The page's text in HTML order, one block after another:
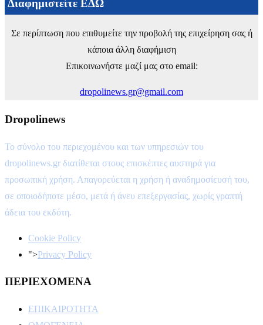
Διαφημιστείτε ΕΔΩ
Σε περίπτωση που επιθυμείτε την προβολή της επιχείρηση σας ή
κάποια άλλη διαφήμιση
Επικοινωνήστε μαζί μας στο email:
dropolinews.gr@gmail.com
Dropolinews
Το σύνολο του περιεχομένου και των υπηρεσιών του
dropolinews.gr διατίθεται στους επισκέπτες αυστηρά για
προσωπική χρήση. Απαγορεύεται η χρήση ή αναδημοσίευσή του,
σε οποιοδήποτε μέσο, μετά ή άνευ επεξεργασίας, χωρίς γραπτή
άδεια του εκδότη.
Cookie Policy
">Privacy Policy
ΠΕΡΙΕΧΟΜΕΝΑ
ΕΠΙΚΑΙΡΟΤΗΤΑ